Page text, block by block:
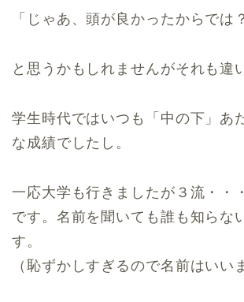
「じゃあ、頭が良かったからでは
と思うかもしれませんがそれも違
学生時代ではいつも「中の下」あ
な成績でしたし。
一応大学も行きましたが３流・・
です。名前を聞いても誰も知らな
す。
（恥ずかしすぎるので名前はいい